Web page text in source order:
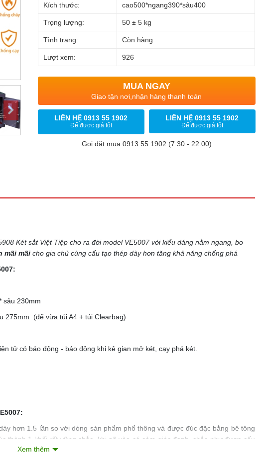
Kích thước: cao500*ngang390*sâu400
Trọng lượng: 50 ± 5 kg
Tình trạng: Còn hàng
Lượt xem: 926
MUA NGAY
Giao tận nơi,nhận hàng thanh toán
LIÊN HỆ 0913 55 1902
Để được giá tốt
LIÊN HỆ 0913 55 1902
Để được giá tốt
Gọi đặt mua 0913 55 1902 (7:30 - 22:00)
Két sắt Việt Tiệp cho ra đời model VE5007 với kiểu dáng nằm ngang, bo
mãi mãi cho gia chủ cùng cấu tạo thép dày hơn tăng khả năng chống phá
sâu 230mm
(để vừa túi A4 + túi Clearbag)
tử có báo động - báo động khi kẻ gian mở két, cạy phá két.
hơn 1.5 lần so với dòng sản phẩm phổ thông và được đúc đặc bằng bê tông
thành 1 khối rất vững chắc, khi gõ vào có cảm giác đanh, chắc như được cấu
thủy rất tốt cho gia chủ.
Xem thêm